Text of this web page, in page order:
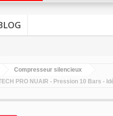
Compresseur silencieux
PRO NUAIR - Pression 10 Bars -